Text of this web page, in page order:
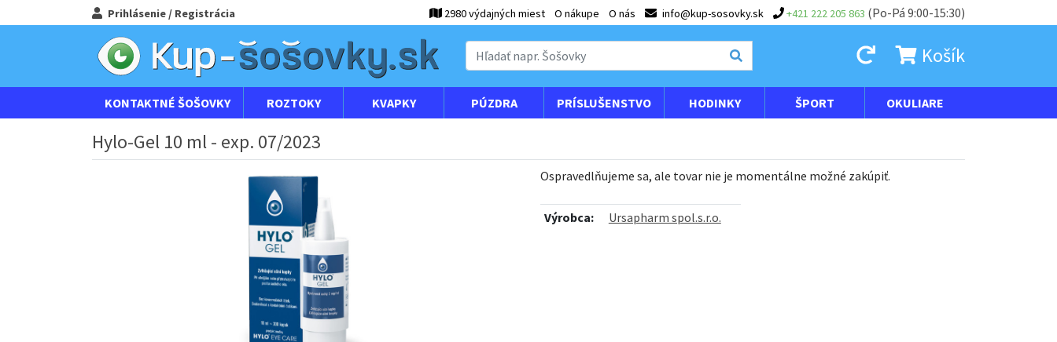
Prihlásenie / Registrácia 2980 výdajných miest O nákupe O nás info@kup-sosovky.sk +421 222 205 863 (Po-Pá 9:00-15:30)
Košík
KONTAKTNÉ ŠOŠOVKY ROZTOKY KVAPKY PÚZDRA PRÍSLUŠENSTVO HODINKY ŠPORT OKULIARE
Hylo-Gel 10 ml - exp. 07/2023
Ospravedlňujeme sa, ale tovar nie je momentálne možné zakúpiť.
Výrobca: Ursapharm spol.s.r.o.